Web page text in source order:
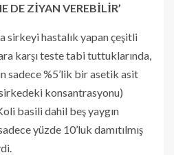
DE ZİYAN VEREBİLİR’
sirkeyi hastalık yapan çeşitli
karşı teste tabi tuttuklarında,
%5’lik bir asetik asit
konsantrasyonu)
basili dahil beş yaygın
yüzde 10’luk damıtılmış